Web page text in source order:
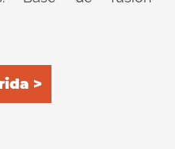
con válvula
Bomba y pistón de
de alto rendimiento,
HIGH POWER. El
cepillo se puede
>